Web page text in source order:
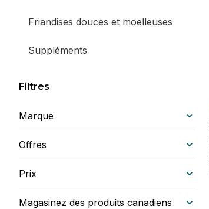
Friandises douces et moelleuses
Suppléments
Filtres
Marque
Offres
Prix
Magasinez des produits canadiens